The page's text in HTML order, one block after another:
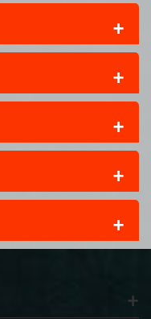
+
+
+
+
+
+